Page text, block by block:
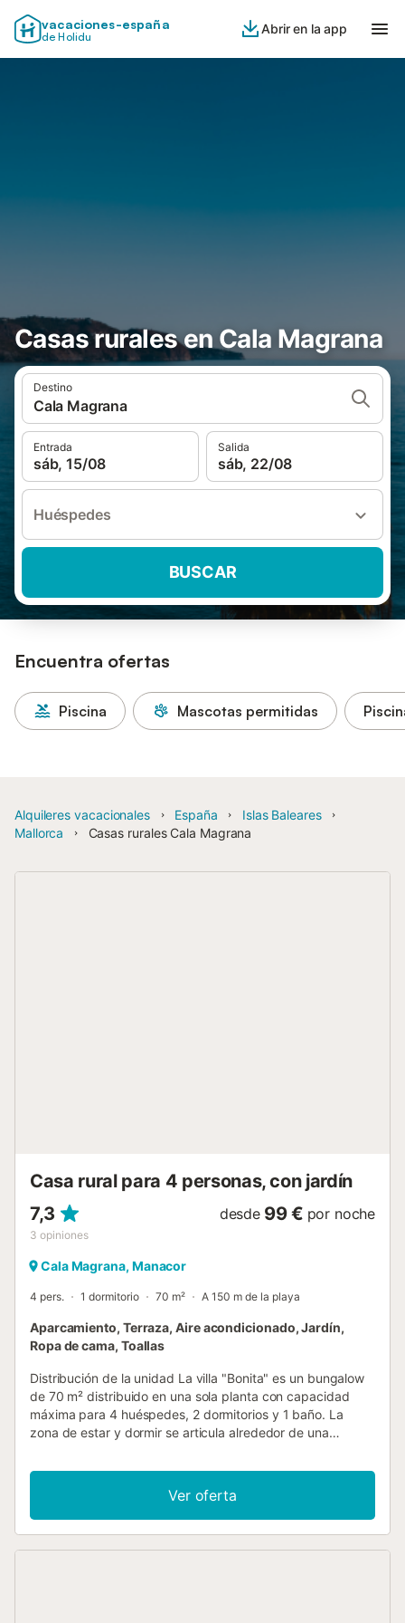
vacaciones-españa
de Holidu
Abrir en la app
Casas rurales en Cala Magrana
Destino
Cala Magrana
Entrada
sáb, 15/08
Salida
sáb, 22/08
Huéspedes
BUSCAR
Encuentra ofertas
Piscina Mascotas permitidas
Alquileres vacacionales España
Islas Baleares
Mallorca
Casas rurales Cala Magrana
Casa rural para 4 personas, con jardín
7,3
3 opiniones
desde 99 € por noche
Cala Magrana, Manacor
4 pers. 1 dormitorio 70 m² A 150 m de la playa
Aparcamiento, Terraza, Aire acondicionado, Jardín,
Ropa de cama, Toallas
Distribución de la unidad La villa "Bonita" es un bungalow
de 70 m² distribuido en una sola planta con capacidad
máxima para 4 huéspedes, 2 dormitorios y 1 baño. La
zona de estar y dormir se articula alrededor de una
que ofrece espacio para la relajación y las comidas
informales. El primer dormitorio dispone de 2 camas
individuales de 90 cm de ancho y 200 cm de largo, aire
acondicionado y calefacción por aire forzado. El segundo
Ver oferta